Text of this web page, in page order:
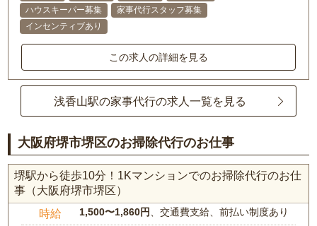
ハウスキーパー募集
家事代行スタッフ募集
インセンティブあり
この求人の詳細を見る
浅香山駅の家事代行の求人一覧を見る
大阪府堺市堺区のお掃除代行のお仕事
堺駅から徒歩10分！1Kマンションでのお掃除代行のお仕
事（大阪府堺市堺区）
時給 1,500〜1,860円 、交通費支給、前払い制度あり